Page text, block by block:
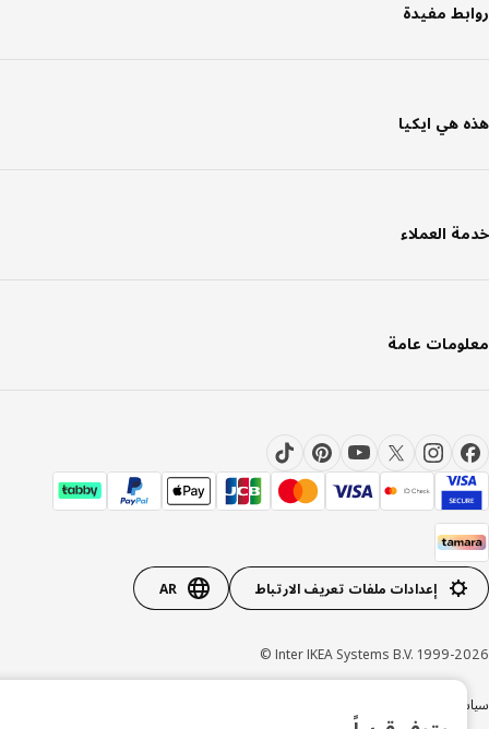
مفيدة
هي ايكيا
العملاء
عامة
إعدادات ملفات تعريف الارتباط AR
Inter IKEA Systems B.V. 1999-
الخصوصية